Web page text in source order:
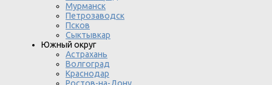
Мурманск
Петрозаводск
Псков
Сыктывкар
Южный округ
Астрахань
Волгоград
Краснодар